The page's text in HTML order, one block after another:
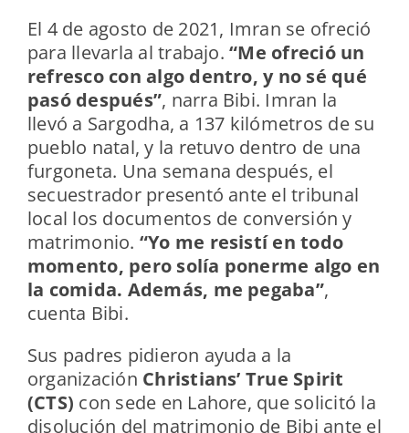
El 4 de agosto de 2021, Imran se ofreció
para llevarla al trabajo.“Me ofreció un
refresco con algo dentro, y no sé qué
pasó después”, narra Bibi. Imran la
llevó a Sargodha, a 137 kilómetros de su
pueblo natal, y la retuvo dentro de una
furgoneta. Una semana después, el
secuestrador presentó ante el tribunal
local los documentos de conversión y
matrimonio. “Yo me resistí en todo
momento, pero solía ponerme algo en
la comida. Además, me pegaba”,
cuenta Bibi.
Sus padres pidieron ayuda a la
organización Christians’ True Spirit
(CTS) con sede en Lahore, que solicitó la
disolución del matrimonio de Bibi ante el